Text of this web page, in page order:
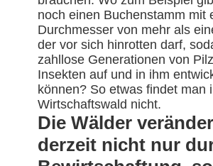
noch einen Buchenstamm mit
Durchmesser von mehr als
der vor sich hinrotten darf,
zahllose Generationen von
Insekten auf und in ihm
können? So etwas findet man
Wirtschaftswald nicht.
Die Wälder
derzeit nicht nur